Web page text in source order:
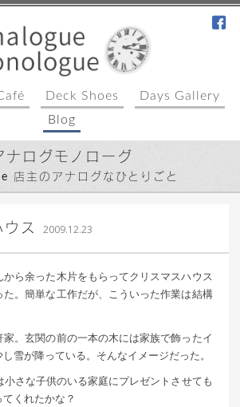
Deck Shoes
Days Gallery
Blog
ナログモノローグ
店主のアナログなひとりごと
ウス 2009.12.23
ら余った木片をもらってクリスマスハウス
。簡単な工作だが、こういった作業は結構
。玄関の前の一本の木には家族で飾ったイ
雪が降っている。そんなイメージだった。
小さな子供のいる家庭にプレゼントさせても
くれたかな？